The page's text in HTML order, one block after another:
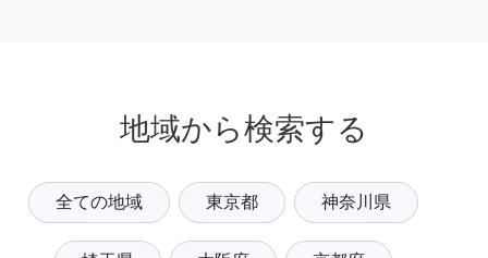
地域から検索する
全ての地域 東京都 神奈川県